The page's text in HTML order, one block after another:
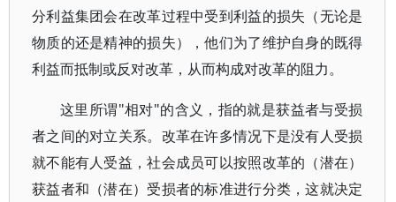
分利益集团会在改革过程中受到利益的损失（无论是
物质的还是精神的损失），他们为了维护自身的既得
利益而抵制或反对改革，从而构成对改革的阻力。
这里所谓"相对"的含义，指的就是获益者与受损
者之间的对立关系。改革在许多情况下是没有人受损
就不能有人受益，社会成员可以按照改革的（潜在）
获益者和（潜在）受损者的标准进行分类，这就决定